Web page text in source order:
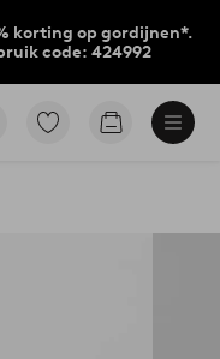
korting op gordijnen*.
code: 424992
Ga
Go